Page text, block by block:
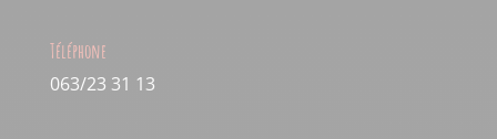
Téléphone
063/23 31 13